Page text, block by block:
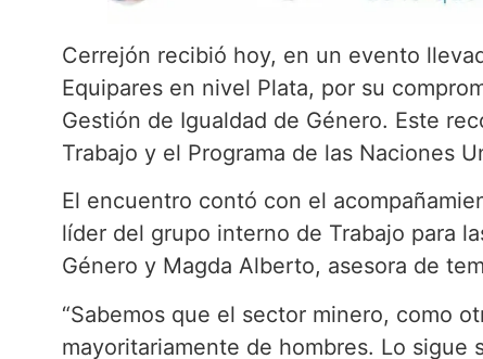
Cerrejón recibió hoy, en un evento
Equipares en nivel Plata, por su
Gestión de Igualdad de Género. Este
Trabajo y el Programa de las Naciones
El encuentro contó con el
líder del grupo interno de Trabajo para
Género y Magda Alberto, asesora de
“Sabemos que el sector minero, como
mayoritariamente de hombres. Lo